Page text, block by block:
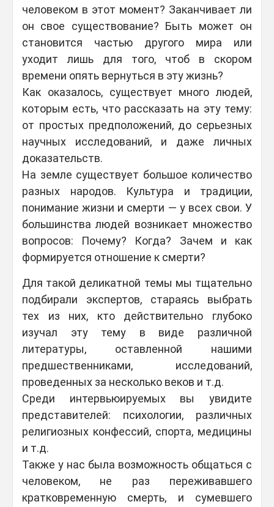
человеком в этот момент? Заканчивает ли
он свое существование? Быть может он
становится частью другого мира или
уходит лишь для того, чтоб в скором
времени опять вернуться в эту жизнь?
Как оказалось, существует много людей,
которым есть, что рассказать на эту тему:
от простых предположений, до серьезных
научных исследований, и даже личных
доказательств.
На земле существует большое количество
разных народов. Культура и традиции,
понимание жизни и смерти — у всех свои. У
большинства людей возникает множество
вопросов: Почему? Когда? Зачем и как
формируется отношение к смерти?
Для такой деликатной темы мы тщательно
подбирали экспертов, стараясь выбрать
тех из них, кто действительно глубоко
изучал эту тему в виде различной
литературы, оставленной нашими
предшественниками, исследований,
проведенных за несколько веков и т.д.
Среди интервьюируемых вы увидите
представителей: психологии, различных
религиозных конфессий, спорта, медицины
и т.д.
Также у нас была возможность общаться с
человеком, не раз переживавшего
кратковременную смерть, и сумевшего